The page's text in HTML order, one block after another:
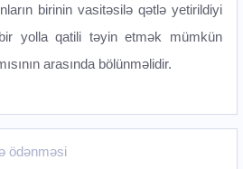
birinin vasitəsilə qətlə yetirildiyi
yolla qatili təyin etmək mümkün
arasında bölünməlidir.‌
ödənməsi